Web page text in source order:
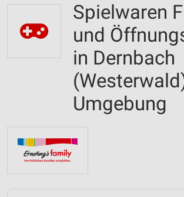
Spielwaren
und
in Dernbach
Umgebung